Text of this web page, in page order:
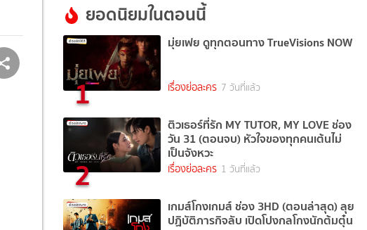
ยอดนิยมในตอนนี้
1
มุ่ยเฟย ดูทุกตอนทาง TrueVisions NOW
เรื่องย่อละคร 7 วันที่แล้ว
2
ติวเธอร์ที่รัก MY TUTOR, MY LOVE ช่อง
วัน 31 (ตอนจบ) หัวใจของทุกคนเต้นไม่
เป็นจังหวะ
เรื่องย่อละคร 1 วันที่แล้ว
เกมส์โกงเกมส์ ช่อง 3HD (ตอนล่าสุด) ลุย
ปฏิบัติภารกิจลับ เปิดโปงกลโกงนักต้มตุ๋น